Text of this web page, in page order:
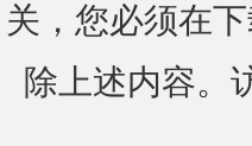
关，您必须在
除上述内容。